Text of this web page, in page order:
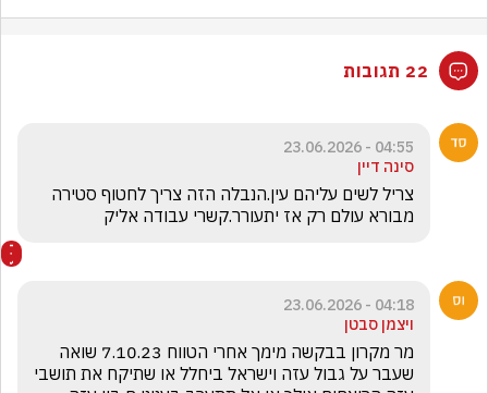
22 תגובות
04:55 - 23.06.2026
סינה דיין
מבורא עולם רק אז יתעורר.קשרי עבודה אליק
04:18 - 23.06.2026
ויצמן סבטן